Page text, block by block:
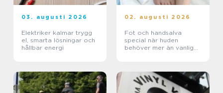
03. augusti 2026
Elektriker kalmar trygg
el, smarta lösningar och
hållbar energi
02. augusti 2026
Fot och handsalva
special när huden
behöver mer än vanlig